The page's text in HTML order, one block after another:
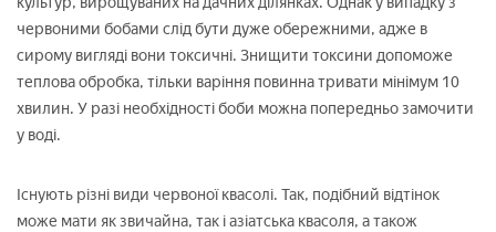
червоними бобами слід бути дуже обережними, адже в
сирому вигляді вони токсичні. Знищити токсини допоможе
теплова обробка, тільки варіння повинна тривати мінімум 10
хвилин. У разі необхідності боби можна попередньо замочити
у воді.
Існують різні види червоної квасолі. Так, подібний відтінок
може мати як звичайна, так і азіатська квасоля, а також